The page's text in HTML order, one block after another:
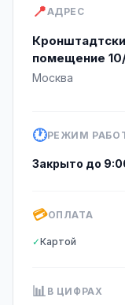
📍АДРЕС
помещение
Москва
🕐РЕЖИМ
Закрыто до
💳ОПЛАТА
✓Картой
📊 В ЦИФРАХ